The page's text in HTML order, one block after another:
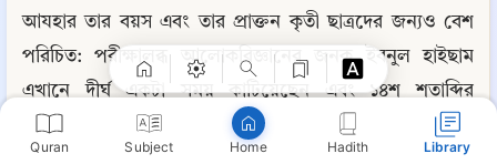
Quran Subject Home Hadith Library
আযহার তার বয়স এবং তার প্রাক্তন কৃতী ছাত্রদের জন্যও বেশ
পরিচিত: পরীক্ষালব্ধ আলোকবিজ্ঞানের জনক ইবনুল হাইছাম
এখানে দীর্ঘ একটা সময় কাটিয়েছেন এবং ১৪শ শতাব্দির
শীর্ষস্থানীয় সমাজবিজ্ঞানী ইবনে খালদূন এখানে শিক্ষকতা